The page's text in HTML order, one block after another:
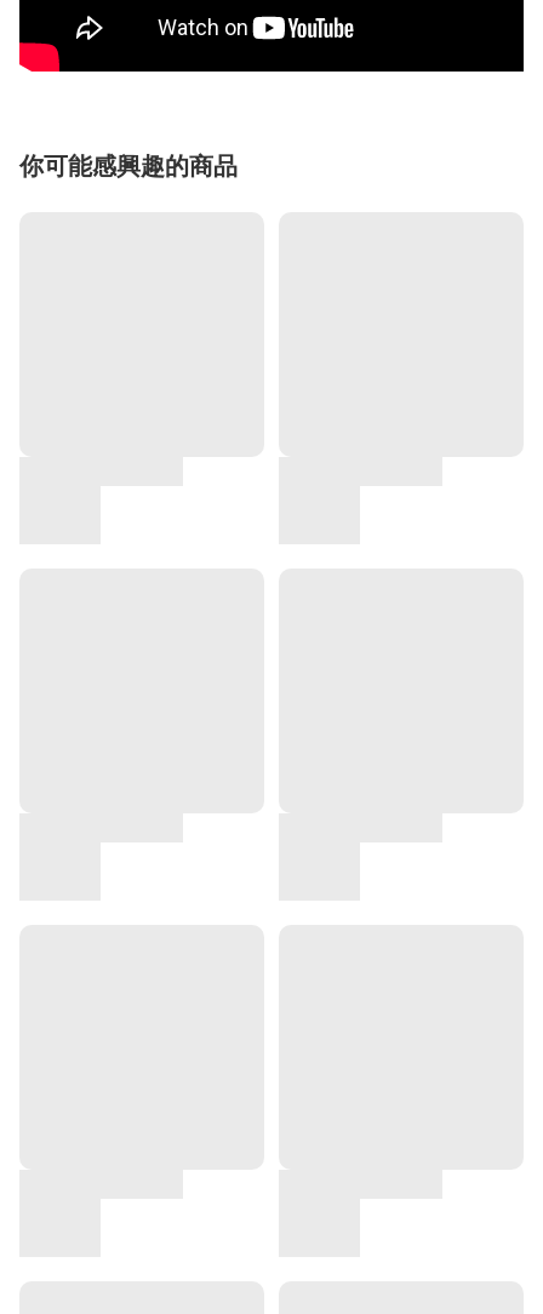
你可能感興趣的商品